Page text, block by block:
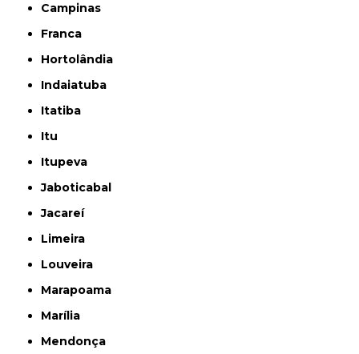
Campinas
Franca
Hortolândia
Indaiatuba
Itatiba
Itu
Itupeva
Jaboticabal
Jacareí
Limeira
Louveira
Marapoama
Marília
Mendonça